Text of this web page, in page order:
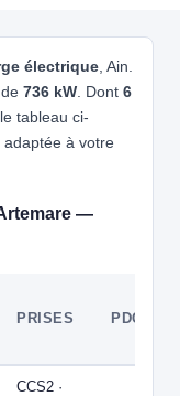
CB acceptée
🏍️ 2 roues
2 PDC
🅿️ Bord de rue
France
⚡ 25 kW
électrique , Ain.
736 kW . Dont 6
tableau ci-
à votre
—
PRISES PDC
CCS2 ·